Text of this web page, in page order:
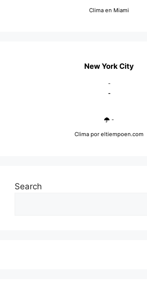
Clima en Miami
New York City
-
-
-
Clima por eltiempoen.com
Search